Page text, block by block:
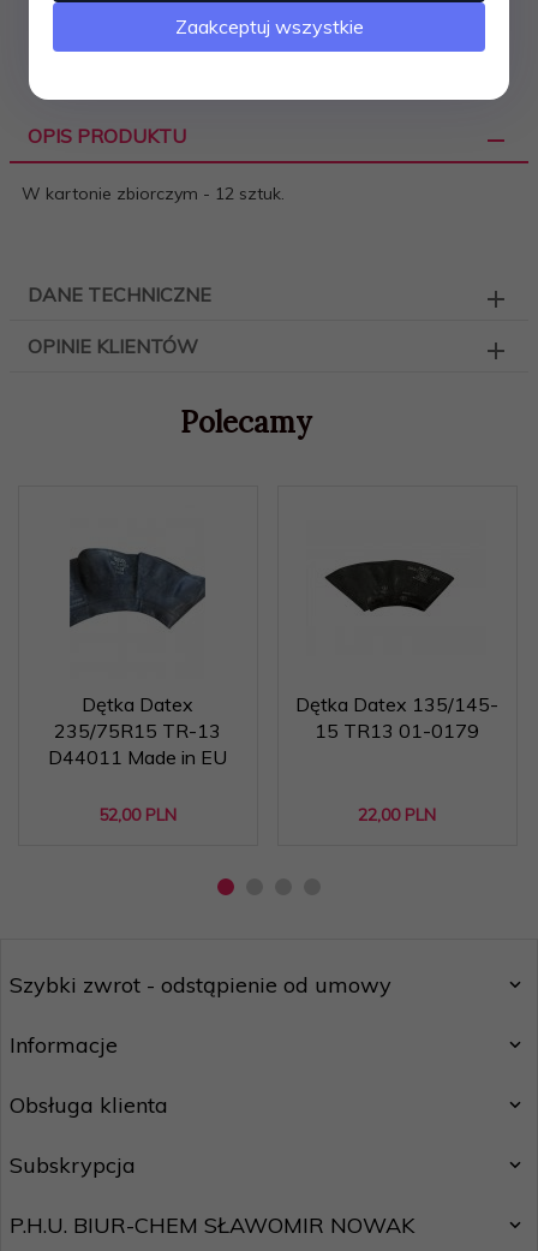
OPIS PRODUKTU
W kartonie zbiorczym - 12 sztuk.
DANE TECHNICZNE
OPINIE KLIENTÓW
Polecamy
Dętka Datex
235/75R15 TR-13
D44011 Made in EU
52,00 PLN
Dętka Datex 135/145-
15 TR13 01-0179
22,00 PLN
Szybki zwrot - odstąpienie od umowy
Informacje
Obsługa klienta
Subskrypcja
P.H.U. BIUR-CHEM SŁAWOMIR NOWAK
Zaakceptuj wszystkie